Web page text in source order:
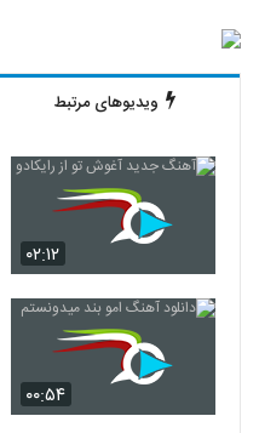
ویدیوهای مرتبط
۰۲:۱۲
۰۰:۵۴